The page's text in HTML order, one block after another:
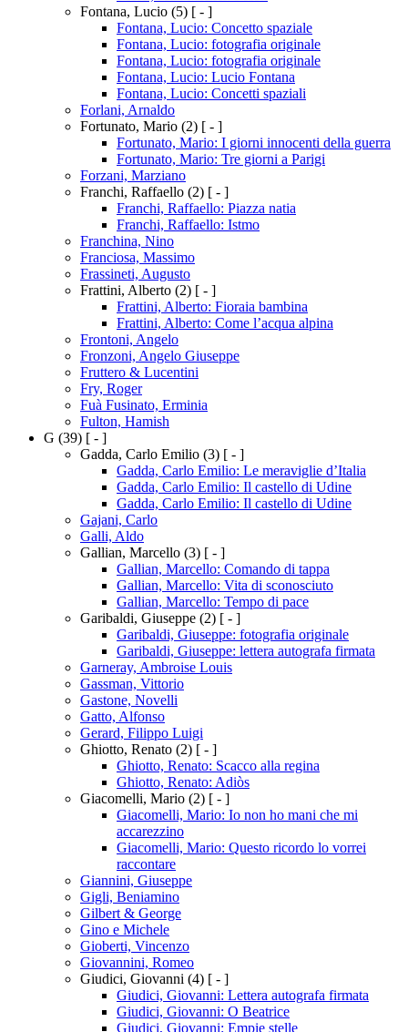
Fontana, Lucio (5) [ - ]
Fontana, Lucio: Concetto spaziale
Fontana, Lucio: fotografia originale
Fontana, Lucio: fotografia originale
Fontana, Lucio: Lucio Fontana
Fontana, Lucio: Concetti spaziali
Forlani, Arnaldo
Fortunato, Mario (2) [ - ]
Fortunato, Mario: I giorni innocenti della guerra
Fortunato, Mario: Tre giorni a Parigi
Forzani, Marziano
Franchi, Raffaello (2) [ - ]
Franchi, Raffaello: Piazza natia
Franchi, Raffaello: Istmo
Franchina, Nino
Franciosa, Massimo
Frassineti, Augusto
Frattini, Alberto (2) [ - ]
Frattini, Alberto: Fioraia bambina
Frattini, Alberto: Come l’acqua alpina
Frontoni, Angelo
Fronzoni, Angelo Giuseppe
Fruttero & Lucentini
Fry, Roger
Fuà Fusinato, Erminia
Fulton, Hamish
G (39) [ - ]
Gadda, Carlo Emilio (3) [ - ]
Gadda, Carlo Emilio: Le meraviglie d’Italia
Gadda, Carlo Emilio: Il castello di Udine
Gadda, Carlo Emilio: Il castello di Udine
Gajani, Carlo
Galli, Aldo
Gallian, Marcello (3) [ - ]
Gallian, Marcello: Comando di tappa
Gallian, Marcello: Vita di sconosciuto
Gallian, Marcello: Tempo di pace
Garibaldi, Giuseppe (2) [ - ]
Garibaldi, Giuseppe: fotografia originale
Garibaldi, Giuseppe: lettera autografa firmata
Garneray, Ambroise Louis
Gassman, Vittorio
Gastone, Novelli
Gatto, Alfonso
Gerard, Filippo Luigi
Ghiotto, Renato (2) [ - ]
Ghiotto, Renato: Scacco alla regina
Ghiotto, Renato: Adiòs
Giacomelli, Mario (2) [ - ]
Giacomelli, Mario: Io non ho mani che mi
accarezzino
Giacomelli, Mario: Questo ricordo lo vorrei
raccontare
Giannini, Giuseppe
Gigli, Beniamino
Gilbert & George
Gino e Michele
Gioberti, Vincenzo
Giovannini, Romeo
Giudici, Giovanni (4) [ - ]
Giudici, Giovanni: Lettera autografa firmata
Giudici, Giovanni: O Beatrice
Giudici, Giovanni: Empie stelle